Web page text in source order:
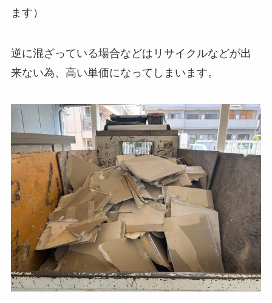
ます）
逆に混ざっている場合などはリサイクルなどが出
来ない為、高い単価になってしまいます。